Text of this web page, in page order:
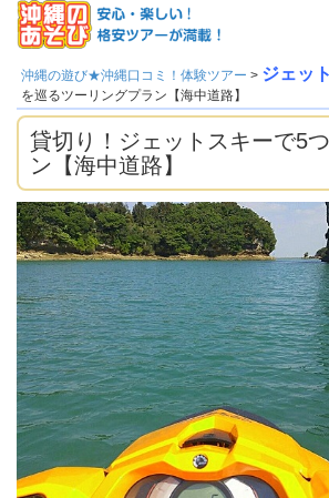
沖縄の遊び★沖縄口コミ！体験ツアー > ジェッ
を巡るツーリングプラン【海中道路】
貸切り！ジェットスキーで5
ン【海中道路】